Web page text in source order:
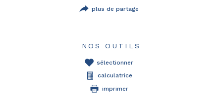
plus de partage
NOS OUTILS
sélectionner
calculatrice
imprimer